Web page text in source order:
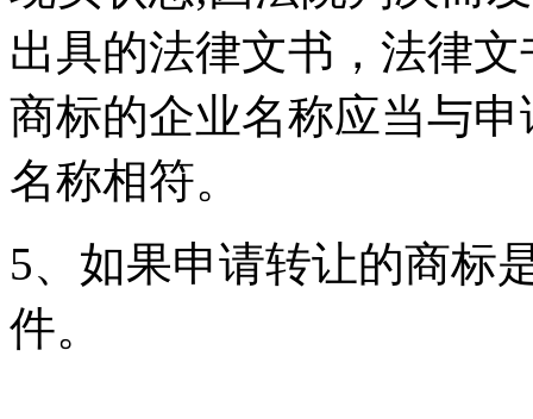
出具的法律文书，法律
商标的企业名称应当与
名称相符。
5、如果申请转让的商标
件。